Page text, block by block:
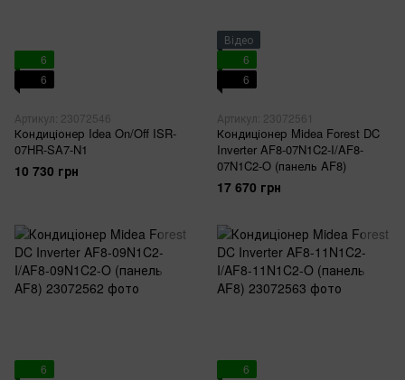
6
6
Артикул: 23072546
Кондиціонер Idea On/Off ISR-
07HR-SA7-N1
10 730 грн
Відео
6
6
Артикул: 23072561
Кондиціонер Midea Forest DC
Inverter AF8-07N1C2-I/AF8-
07N1C2-O (панель AF8)
17 670 грн
6
6